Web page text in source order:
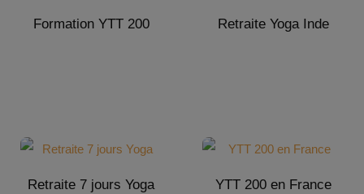
Formation YTT 200 Retraite Yoga Inde
Retraite 7 jours Yoga YTT 200 en France